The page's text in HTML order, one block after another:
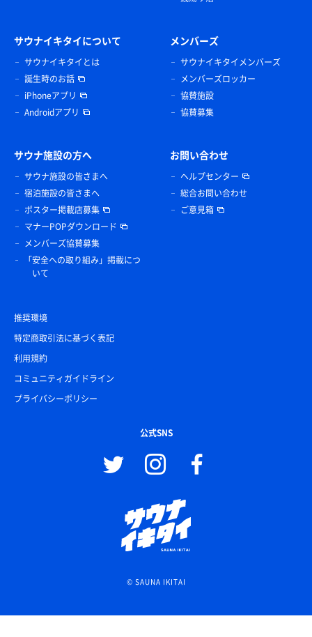
サウナイキタイについて
サウナイキタイとは
誕生時のお話
iPhoneアプリ
Androidアプリ
メンバーズ
サウナイキタイメンバーズ
メンバーズロッカー
協賛施設
協賛募集
サウナ施設の方へ
サウナ施設の皆さまへ
宿泊施設の皆さまへ
ポスター掲載店募集
マナーPOPダウンロード
メンバーズ協賛募集
「安全への取り組み」掲載につ
いて
お問い合わせ
ヘルプセンター
総合お問い合わせ
ご意見箱
推奨環境
特定商取引法に基づく表記
利用規約
コミュニティガイドライン
プライバシーポリシー
公式SNS
© SAUNA IKITAI